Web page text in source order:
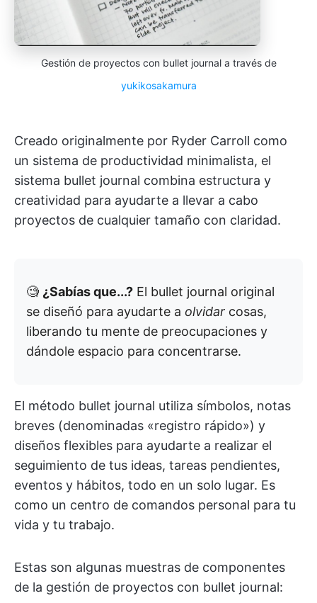
Gestión de proyectos con bullet journal a través de
yukikosakamura
Creado originalmente por Ryder Carroll como
un sistema de productividad minimalista, el
sistema bullet journal combina estructura y
creatividad para ayudarte a llevar a cabo
proyectos de cualquier tamaño con claridad.
🧐 ¿Sabías que...? El bullet journal original
se diseñó para ayudarte a olvidar cosas,
liberando tu mente de preocupaciones y
dándole espacio para concentrarse.
El método bullet journal utiliza símbolos, notas
breves (denominadas «registro rápido») y
diseños flexibles para ayudarte a realizar el
seguimiento de tus ideas, tareas pendientes,
eventos y hábitos, todo en un solo lugar. Es
como un centro de comandos personal para tu
vida y tu trabajo.
Estas son algunas muestras de componentes
de la gestión de proyectos con bullet journal: